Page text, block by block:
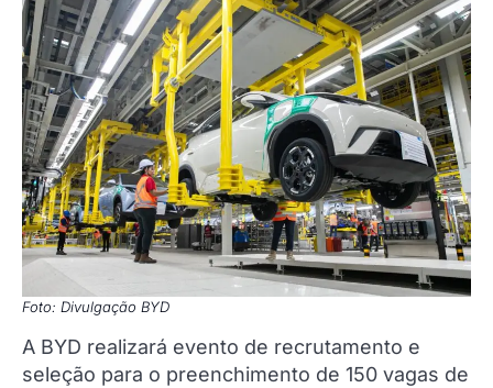
Foto: Divulgação BYD
A BYD realizará evento de recrutamento e
seleção para o preenchimento de 150 vagas de